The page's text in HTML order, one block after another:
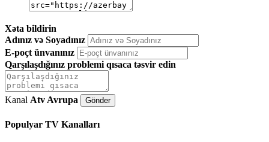
Xəta bildirin
Adınız və Soyadınız
E-poçt ünvanınız
Qarşılaşdığınız problemi qısaca təsvir edin
Kanal Atv Avrupa
Populyar TV Kanalları